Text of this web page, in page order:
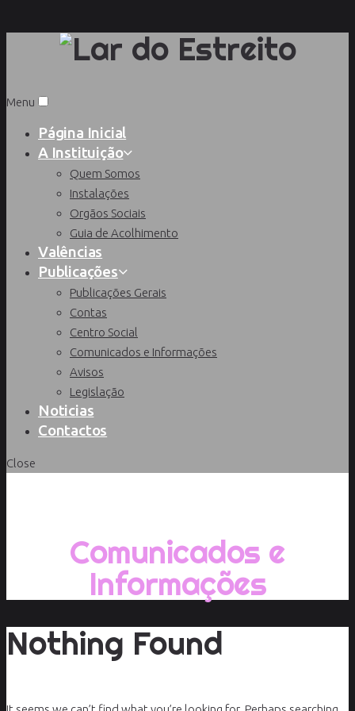
Menu
Página Inicial
A Instituição
Quem Somos
Instalações
Orgãos Sociais
Guia de Acolhimento
Valências
Publicações
Publicações Gerais
Contas
Centro Social
Comunicados e Informações
Avisos
Legislação
Noticias
Contactos
Close
Comunicados e
Informações
Nothing Found